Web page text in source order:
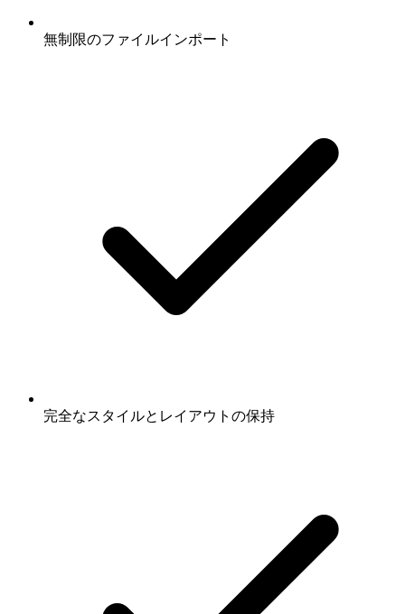
無制限のファイルインポート
完全なスタイルとレイアウトの保持